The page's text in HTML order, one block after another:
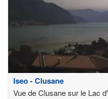
Iseo - Clusane
Vue de Clusane sur le Lac